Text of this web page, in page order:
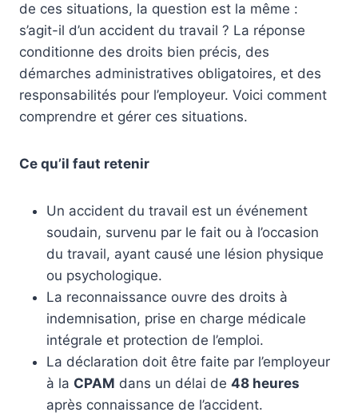
de ces situations, la question est la même :
s’agit-il d’un accident du travail ? La réponse
conditionne des droits bien précis, des
démarches administratives obligatoires, et des
responsabilités pour l’employeur. Voici comment
comprendre et gérer ces situations.
Ce qu’il faut retenir
Un accident du travail est un événement
soudain, survenu par le fait ou à l’occasion
du travail, ayant causé une lésion physique
ou psychologique.
La reconnaissance ouvre des droits à
indemnisation, prise en charge médicale
intégrale et protection de l’emploi.
La déclaration doit être faite par l’employeur
à la CPAM dans un délai de 48 heures
après connaissance de l’accident.